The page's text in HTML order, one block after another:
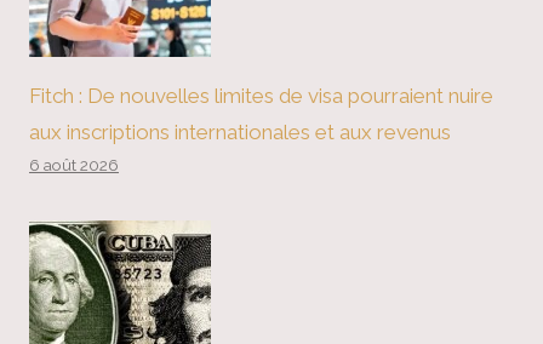
Fitch : De nouvelles limites de visa pourraient nuire
aux inscriptions internationales et aux revenus
6 août 2026